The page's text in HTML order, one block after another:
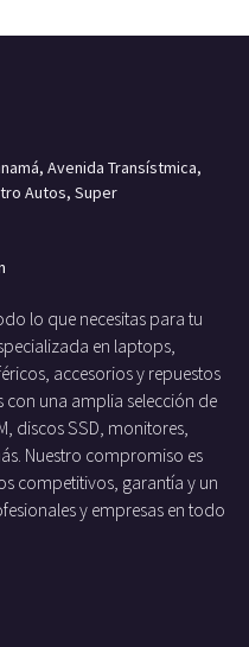
Avenida Transístmica,
Autos, Super
lo que necesitas para tu
en laptops,
accesorios y repuestos
una amplia selección de
discos SSD, monitores,
Nuestro compromiso es
competitivos, garantía y un
y empresas en todo